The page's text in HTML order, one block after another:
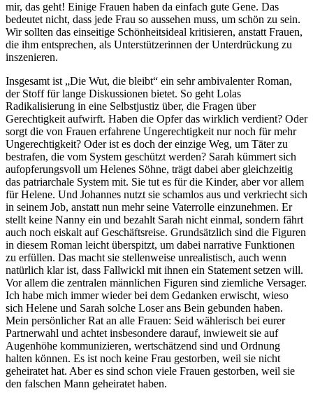
mir, das geht! Einige Frauen haben da einfach gute Gene. Das
bedeutet nicht, dass jede Frau so aussehen muss, um schön zu sein.
Wir sollten das einseitige Schönheitsideal kritisieren, anstatt Frauen,
die ihm entsprechen, als Unterstützerinnen der Unterdrückung zu
inszenieren.
Insgesamt ist „Die Wut, die bleibt“ ein sehr ambivalenter Roman,
der Stoff für lange Diskussionen bietet. So geht Lolas
Radikalisierung in eine Selbstjustiz über, die Fragen über
Gerechtigkeit aufwirft. Haben die Opfer das wirklich verdient? Oder
sorgt die von Frauen erfahrene Ungerechtigkeit nur noch für mehr
Ungerechtigkeit? Oder ist es doch der einzige Weg, um Täter zu
bestrafen, die vom System geschützt werden? Sarah kümmert sich
aufopferungsvoll um Helenes Söhne, trägt dabei aber gleichzeitig
das patriarchale System mit. Sie tut es für die Kinder, aber vor allem
für Helene. Und Johannes nutzt sie schamlos aus und verkriecht sich
in seinem Job, anstatt nun mehr seine Vaterrolle einzunehmen. Er
stellt keine Nanny ein und bezahlt Sarah nicht einmal, sondern fährt
auch noch eiskalt auf Geschäftsreise. Grundsätzlich sind die Figuren
in diesem Roman leicht überspitzt, um dabei narrative Funktionen
zu erfüllen. Das macht sie stellenweise unrealistisch, auch wenn
natürlich klar ist, dass Fallwickl mit ihnen ein Statement setzen will.
Vor allem die zentralen männlichen Figuren sind ziemliche Versager.
Ich habe mich immer wieder bei dem Gedanken erwischt, wieso
sich Helene und Sarah solche Loser ans Bein gebunden haben.
Mein persönlicher Rat an alle Frauen: Seid wählerisch bei eurer
Partnerwahl und achtet insbesondere darauf, inwieweit sie auf
Augenhöhe kommunizieren, wertschätzend sind und Ordnung
halten können. Es ist noch keine Frau gestorben, weil sie nicht
geheiratet hat. Aber es sind schon viele Frauen gestorben, weil sie
den falschen Mann geheiratet haben.